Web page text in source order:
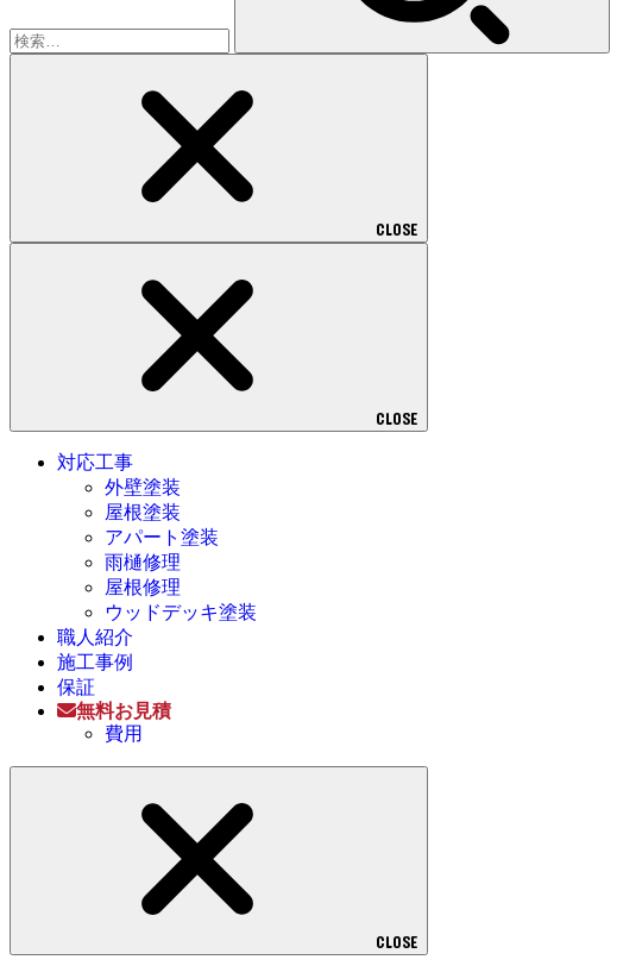
CLOSE
CLOSE
対応工事
外壁塗装
屋根塗装
アパート塗装
雨樋修理
屋根修理
ウッドデッキ塗装
職人紹介
施工事例
保証
無料お見積
費用
CLOSE